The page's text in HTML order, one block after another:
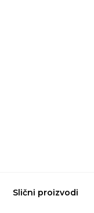
Slični proizvodi